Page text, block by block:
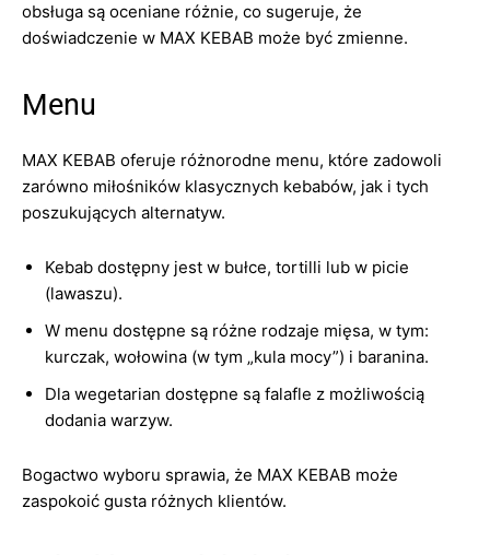
obsługa są oceniane różnie, co sugeruje, że
doświadczenie w MAX KEBAB może być zmienne.
Menu
MAX KEBAB oferuje różnorodne menu, które zadowoli
zarówno miłośników klasycznych kebabów, jak i tych
poszukujących alternatyw.
Kebab dostępny jest w bułce, tortilli lub w picie
(lawaszu).
W menu dostępne są różne rodzaje mięsa, w tym:
kurczak, wołowina (w tym „kula mocy”) i baranina.
Dla wegetarian dostępne są falafle z możliwością
dodania warzyw.
Bogactwo wyboru sprawia, że MAX KEBAB może
zaspokoić gusta różnych klientów.